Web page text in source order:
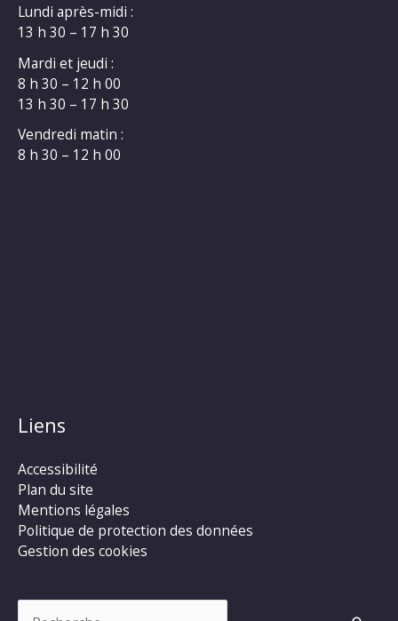
Lundi après-midi :
13 h 30 – 17 h 30
Mardi et jeudi :
8 h 30 – 12 h 00
13 h 30 – 17 h 30
Vendredi matin :
8 h 30 – 12 h 00
Liens
Accessibilité
Plan du site
Mentions légales
Politique de protection des données
Gestion des cookies